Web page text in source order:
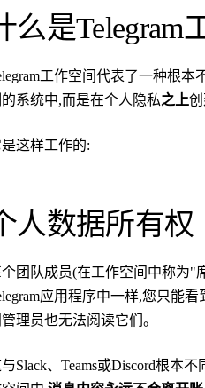
么是Telegram
工作空间代表了一种根
系统中,而是在个人隐私之上创
这样工作的:
人数据所有权
团队成员(在工作空间中称为"
应用程序中一样,您只能
理员也无法阅读它们。
Slack、Teams或Discord根本